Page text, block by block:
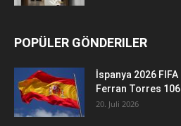
POPÜLER GÖNDERILER
İspanya 2026 FIFA
Ferran Torres
20. Juli 2026